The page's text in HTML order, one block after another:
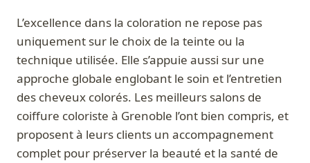
L’excellence dans la coloration ne repose pas
uniquement sur le choix de la teinte ou la
technique utilisée. Elle s’appuie aussi sur une
approche globale englobant le soin et l’entretien
des cheveux colorés. Les meilleurs salons de
coiffure coloriste à Grenoble l’ont bien compris, et
proposent à leurs clients un accompagnement
complet pour préserver la beauté et la santé de